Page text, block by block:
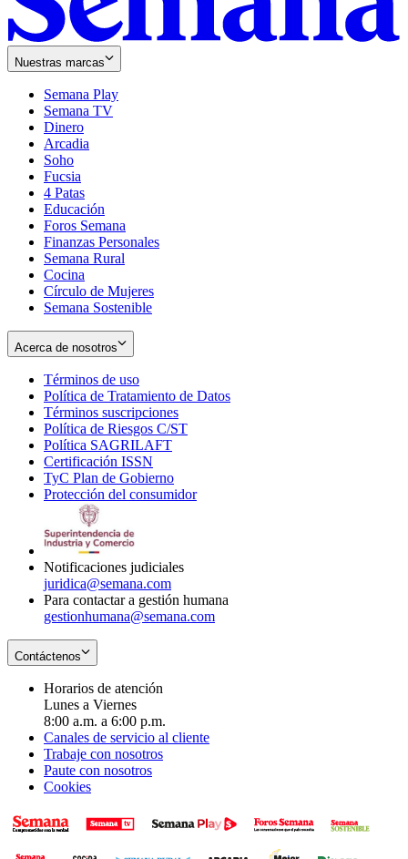
Nuestras marcas
Semana Play
Semana TV
Dinero
Arcadia
Soho
in
new
window
Fucsia
in
new
window
4 Patas
Educación
Foros Semana
Finanzas Personales
Semana Rural
Cocina
Círculo de Mujeres
Semana Sostenible
Acerca de nosotros
Términos de uso
in
new
window
Política de Tratamiento de Datos
Términos suscripciones
in
Política de Riesgos C/ST
Política SAGRILAFT
new
window
Certificación ISSN
in
new
TyC Plan de Gobierno
in
Protección del consumidorOpens
Notificaciones judiciales
juridica@semana.com
Para contactar a gestión humana
gestionhumana@semana.com
Contáctenos
Horarios de atención
Lunes a Viernes
8:00 a.m. a 6:00 p.m.
Canales de servicio al cliente
Trabaje con nosotros
Paute con nosotros
Cookies